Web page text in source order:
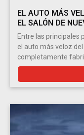
EL AUTO MÁS
EL SALÓN DE
Entre las principales
el auto más veloz
completamente